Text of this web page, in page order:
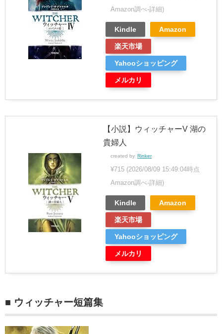
Amazon調べ-詳細)
Kindle Amazon
楽天市場
Yahooショッピング
メルカリ
【小説】ウィッチャーV 湖の
貴婦人
created by Rinker
¥715 (2026/08/09 15:49:04時点
Amazon調べ-詳細)
Kindle Amazon
楽天市場
Yahooショッピング
メルカリ
■ ウィッチャー短篇集